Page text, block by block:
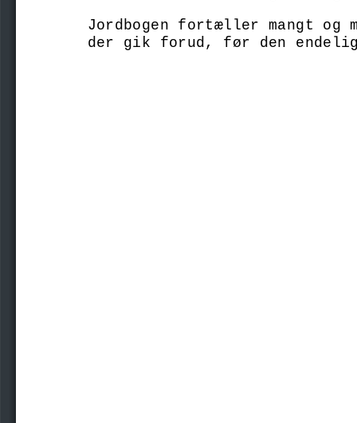
Jordbogen fortæller mangt og
der gik forud, før den